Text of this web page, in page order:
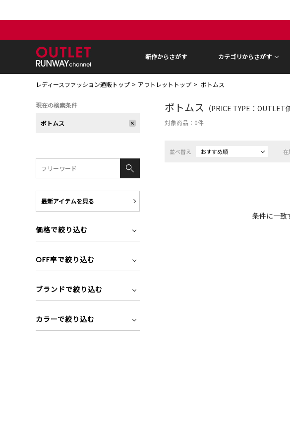
新作からさがす カテゴリからさがす
レディースファッション通販トップ アウトレットトップ ボトムス
ボトムス （PRICE TYPE：OUTLET
対象商品： 0件
並べ替え おすすめ順
条件に一致
現在の検索条件
ボトムス
最新アイテムを見る
価格で絞り込む
OFF率で絞り込む
ブランドで絞り込む
カラーで絞り込む